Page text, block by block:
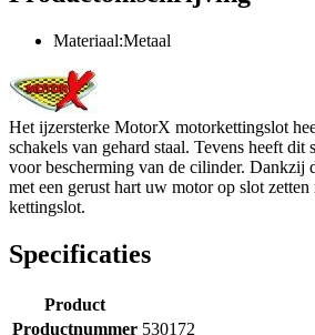
Materiaal:Metaal
Het ijzersterke MotorX motorkettingslot
schakels van gehard staal. Tevens heeft dit
voor bescherming van de cilinder. Dankzij
met een gerust hart uw motor op slot
kettingslot.
Specificaties
Product
Productnummer 530172